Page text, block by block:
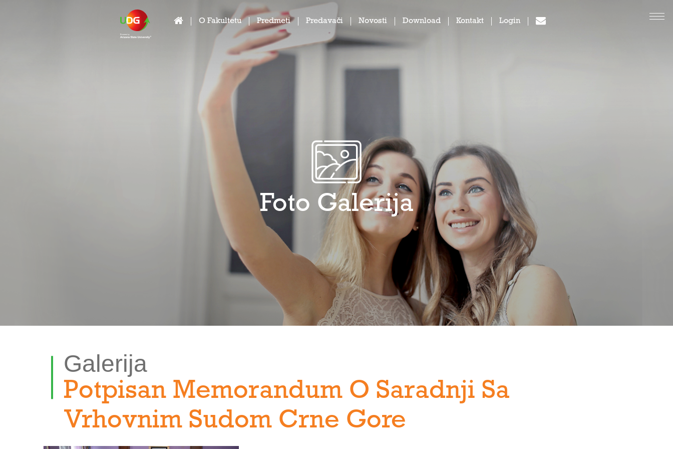
O Fakultetu Predmeti Predavači Novosti Download Kontakt Login
Foto Galerija
Galerija
Potpisan Memorandum O Saradnji Sa
Vrhovnim Sudom Crne Gore